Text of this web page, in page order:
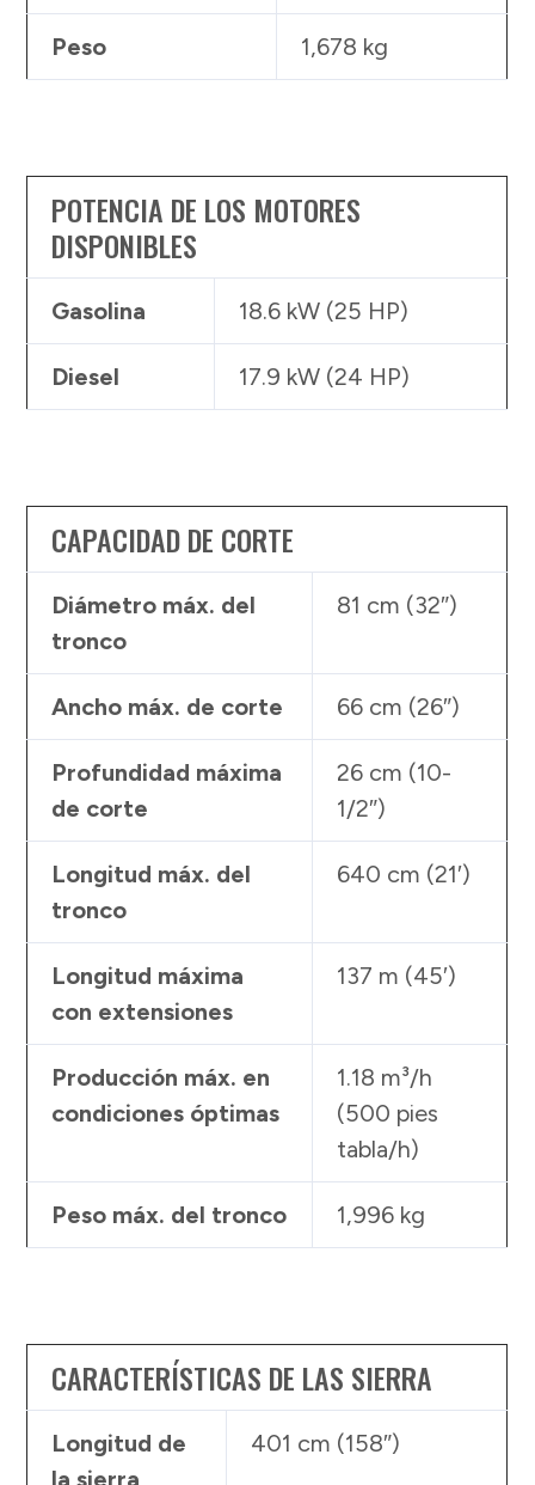
Peso 1,678 kg
POTENCIA DE LOS MOTORES
DISPONIBLES
Gasolina 18.6 kW (25 HP)
Diesel 17.9 kW (24 HP)
CAPACIDAD DE CORTE
Diámetro máx. del
tronco
81 cm (32″)
Ancho máx. de corte 66 cm (26″)
Profundidad máxima
de corte
26 cm (10-
1/2″)
Longitud máx. del
tronco
640 cm (21′)
Longitud máxima
con extensiones
137 m (45′)
Producción máx. en
condiciones óptimas
1.18 m³/h
(500 pies
tabla/h)
Peso máx. del tronco 1,996 kg
CARACTERÍSTICAS DE LAS SIERRA
Longitud de
la sierra
401 cm (158″)